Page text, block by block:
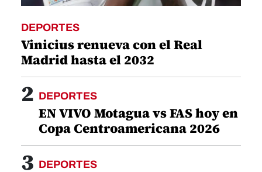
DEPORTES
Vinicius renueva con el Real
Madrid hasta el 2032
2 DEPORTES
EN VIVO Motagua vs FAS hoy en
Copa Centroamericana 2026
3 DEPORTES